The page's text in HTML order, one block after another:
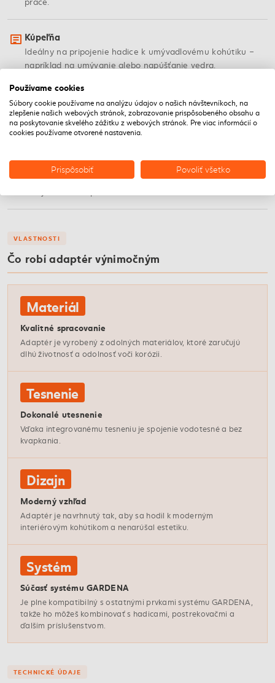
Kúpeľňa
Ideálny na pripojenie hadice k umývadlovému kohútiku –
napríklad na umývanie alebo napúšťanie vedra.
Pripojenie záhradnej hadice
Ak potrebuješ v interiéri pripojiť záhradnú hadicu na kohútik
s perličkou, tento adaptér je presne to, čo hľadáš.
Rozšírenie systému GARDENA
Adaptér ti umožní rozšíriť systém GARDENA aj na miesta,
VLASTNOSTI
Čo robí adaptér výnimočným
Materiál
Kvalitné spracovanie
Adaptér je vyrobený z odolných materiálov, ktoré zaručujú
dlhú životnosť a odolnosť voči korózii.
Tesnenie
Dokonalé utesnenie
Vďaka integrovanému tesneniu je spojenie vodotesné a bez
kvapkania.
Dizajn
Moderný vzhľad
Adaptér je navrhnutý tak, aby sa hodil k moderným
interiérovým kohútikom a nenarúšal estetiku.
Systém
Súčasť systému GARDENA
Je plne kompatibilný s ostatnými prvkami systému GARDENA,
takže ho môžeš kombinovať s hadicami, postrekovačmi a
ďalším príslušenstvom.
TECHNICKÉ ÚDAJE
Používame cookies
Súbory cookie používame na analýzu údajov o našich návštevníkoch, na
zlepšenie našich webových stránok, zobrazovanie prispôsobeného obsahu a
na poskytovanie skvelého zážitku z webových stránok. Pre viac informácií o
cookies používame otvorené nastavenia.
Prispôsobiť Povoliť všetko